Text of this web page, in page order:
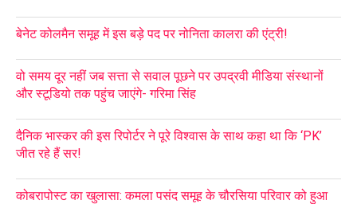
बेनेट कोलमैन समूह में इस बड़े पद पर नोनिता कालरा की एंट्री!
वो समय दूर नहीं जब सत्ता से सवाल पूछने पर उपद्रवी मीडिया संस्थानों
और स्टूडियो तक पहुंच जाएंगे- गरिमा सिंह
दैनिक भास्कर की इस रिपोर्टर ने पूरे विश्वास के साथ कहा था कि ‘PK’
जीत रहे हैं सर!
कोबरापोस्ट का खुलासा: कमला पसंद समूह के चौरसिया परिवार को हुआ